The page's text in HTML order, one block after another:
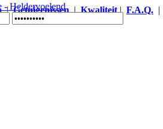
|Getuigenissen|Kwaliteit| F.A.Q.